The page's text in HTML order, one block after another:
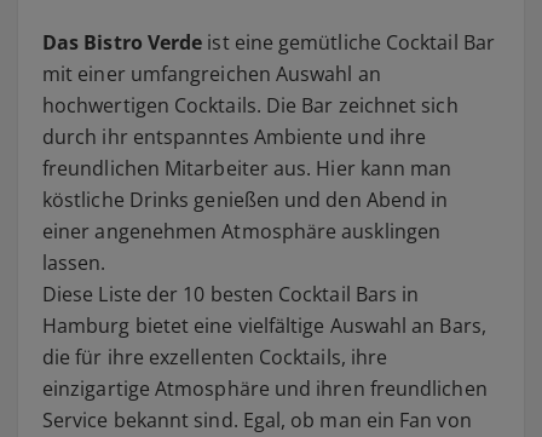
Das Bistro Verde ist eine gemütliche Cocktail Bar
mit einer umfangreichen Auswahl an
hochwertigen Cocktails. Die Bar zeichnet sich
durch ihr entspanntes Ambiente und ihre
freundlichen Mitarbeiter aus. Hier kann man
köstliche Drinks genießen und den Abend in
einer angenehmen Atmosphäre ausklingen
lassen.
Diese Liste der 10 besten Cocktail Bars in
Hamburg bietet eine vielfältige Auswahl an Bars,
die für ihre exzellenten Cocktails, ihre
einzigartige Atmosphäre und ihren freundlichen
Service bekannt sind. Egal, ob man ein Fan von